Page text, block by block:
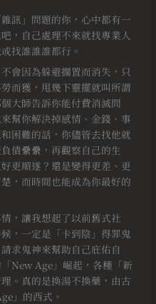
訊」問題的你，心中都有一
，自己處理不來就找專業人
找誰誰誰都行。
會因為躲避擱置而消失，只
而獲，甩幾下靈擺就叫所謂
大師告訴你能付費消滅問
幫你解決掉感情、金錢、事
困難的話，你儘管去找他就
債纍纍，再觀察自己的生
更順遂？還是變得更差、更
，而時間也能成為你最好的
，讓我想起了以前舊式社
，一定是「卡到陰」得罪鬼
求鬼神來幫助自己庇佑自
New Age」崛起，各種「新
。真的是換湯不換藥，由古
」的西式。